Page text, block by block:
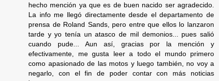
hecho mención ya que es de buen nacido ser agradecido.
La info me llegó directamente desde el departamento de
prensa de Roland Sands, pero entre que ellos lo lanzaron
tarde y yo tenía un atasco de mil demonios... pues salió
cuando pude... Aun así, gracias por la mención y
efectivamente, me gusta leer a todo el mundo primero
como apasionado de las motos y luego también, no voy a
negarlo, con el fin de poder contar con más noticias